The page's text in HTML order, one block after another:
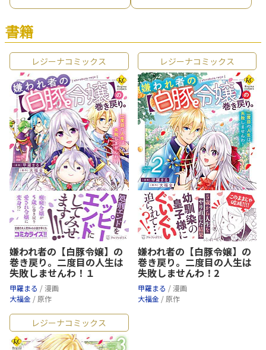
書籍
レジーナコミックス
嫌われ者の【白豚令嬢】の
巻き戻り。二度目の人生は
失敗しませんわ！１
甲羅まる / 漫画
大福金 / 原作
レジーナコミックス
嫌われ者の【白豚令嬢】の
巻き戻り。二度目の人生は
失敗しませんわ！2
甲羅まる / 漫画
大福金 / 原作
レジーナコミックス